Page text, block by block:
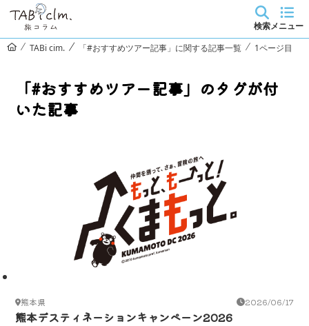
検索 メニュー
TABi cim. 「#おすすめツアー記事」に関する記事一覧 1ページ目
「#おすすめツアー記事」のタグが付
いた記事
熊本県 2026/06/17
熊本デスティネーションキャンペーン2026